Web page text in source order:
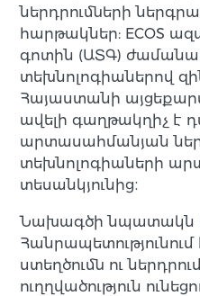
ներդրումների
հարթակներ: ECOS
գոտին (ԱՏԳ)
տեխնոլոգիաներով
Հայաստանի
ավելի գաղթակղիչ է
արտասահմանյան
տեխնոլոգիաների
տեսանկյունից։
Նախագծի նպատակն
ստեղծումն ու
ուղղվածություն